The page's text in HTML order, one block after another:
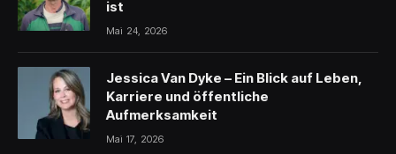
ist
Mai 24, 2026
Jessica Van Dyke – Ein Blick auf Leben,
Karriere und öffentliche
Aufmerksamkeit
Mai 17, 2026